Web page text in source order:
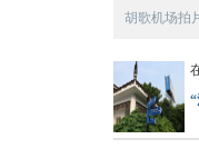
胡歌机场拍